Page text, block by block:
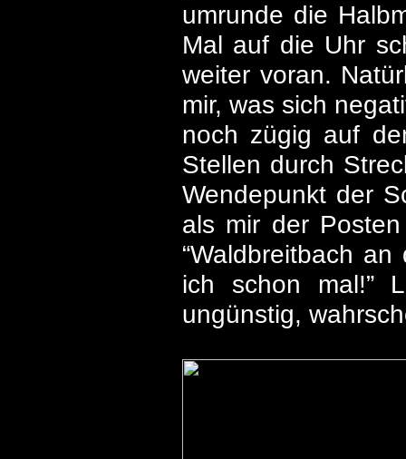
umrunde die
Mal auf die Uhr
weiter voran.
mir, was sich
noch zügig auf
Stellen durch
Wendepunkt der
als mir der
“Waldbreitbach
ich schon mal!”
ungünstig,